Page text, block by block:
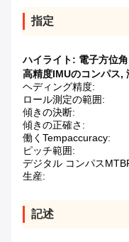
指定
ハイライト: 電子方位
高精度IMUのコンパス,
ヘディング精度:
ロール測定の範囲:
傾きの決断:
傾きの正確さ:
働くTempaccuracy:
ピッチ範囲:
デジタル コンパス
生産:
記述